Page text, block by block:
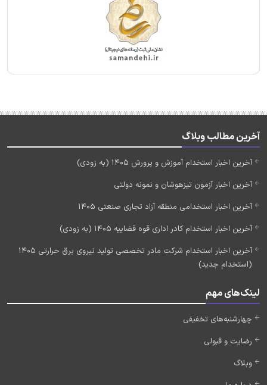
آخرین مطالب وبلاگ
آخرین اخبار استخدام آموزش و پرورش 1405 (به زودی)
آخرین اخبار آزمون تیزهوشان و نمونه دولتی
آخرین اخبار استخدامی منطقه آزاد تجاری صنعتی 1405
آخرین اخبار استخدام کادر اداری قوه قضاییه 1405 (به زودی)
آخرین اخبار استخدام شرکت مادر تخصصی تولید نیروی برق حرارتی 1405
(استخدام جدید)
لینک‌های مهم
چهارشنبه‌های تخفیفی
رضایت و قبولی
وبلاگ